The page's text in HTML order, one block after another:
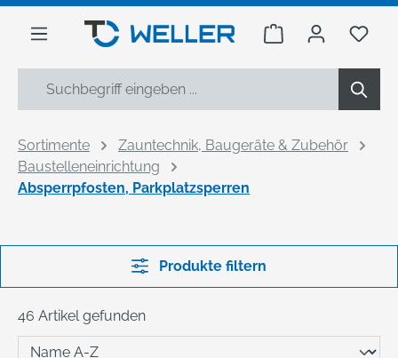
springen
Warenkorb Du
Sortimente
Zauntechnik, Baugeräte & Zubehör
Baustelleneinrichtung
Absperrpfosten, Parkplatzsperren
Produkte filtern
46 Artikel gefunden